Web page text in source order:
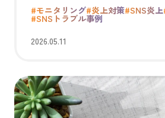
#モニタリング#炎上対策#SNS炎上
#SNSトラブル事例
2026.05.11